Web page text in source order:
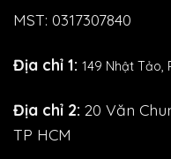
MST: 0317307840
Địa chỉ 1: 149 Nhật Tảo,
Địa chỉ 2: 20 Văn
TP HCM